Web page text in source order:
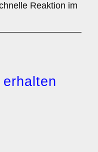
Reaktion im